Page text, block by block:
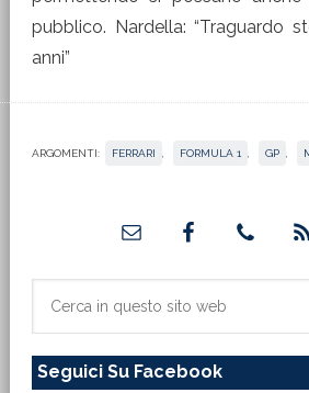
pubblico. Nardella: “Traguardo
anni”
ARGOMENTI: FERRARI FORMULA 1 GP
primaria
sito
Seguici Su Facebook